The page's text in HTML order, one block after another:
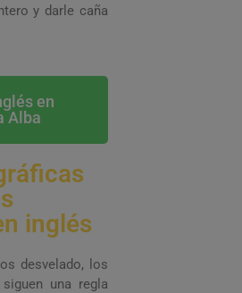
y darle caña
en
Alba
inglés
desvelado, los
una regla